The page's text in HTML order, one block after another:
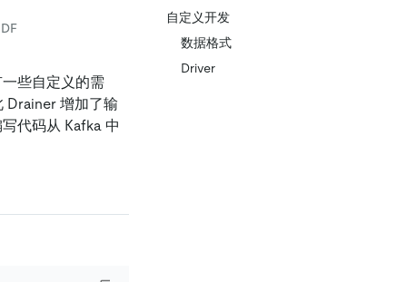
些自定义的需
Drainer 增加了输
代码从 Kafka 中
自定义开发
数据格式
Driver